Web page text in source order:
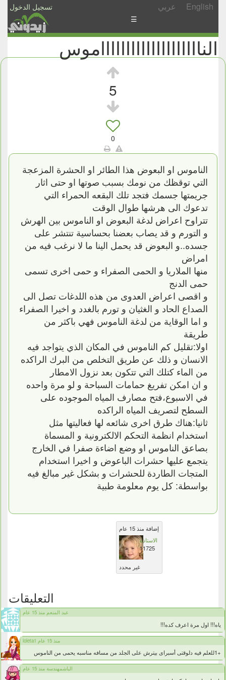
تسجيل الدخول عربي English
الأخبار
الأسئلة
☰
النااااااااااااااااااااموس
5
0
الناموس او البعوض هذا الطائر او الحشرة المزعجة
التي توقظك من نومك بسبب صوتها او حتى اثار
جريمتها جسمك فتجد تلك البقعه الحمراء التي
تدعوك الى هرشها طوال الوقت
تتراوح اعراض لدغة البعوض او الناموس بين الهرش
و التورم و قد يصاب بعضنا بحساسية تنتشر على
جسده..و البعوض قد يحمل الينا ما لا نرغب فيه من
امراض
منها الملاريا و الحمى الصفراء و حمى اخرى تسمى
حمى الدنج
و اقصى اعراض العدوى من هذه اللدغات تصل الى
الصداع الحاد و الغثيان و تورم بالغدد و اخيرا الصفراء
و اما الوقاية من لدغة الناموس فهي باكثر من
طريقة
اولا:تقليل كم الناموس في المكان الذي يتواجد فيه
الانسان و ذلك عن طريق التخلص من البرك الراكده
من الماء كتلك التي تتكون بعد نزول الامطار
و ان امكن تفريغ حمامات السباحة و لو مرة واحده
في الاسبوع،فتح مصارف المياه الموجوده على
السطح لتصريف المياه الراكده
ثانيا:هناك طرق اخرى شائعه لها فعاليتها مثل
استخدام انظمة التحكم الالكترونية و المسماة
بصاعق الناموس او وضع اضاءة صفرا في الخارج
يتجمع عليها حشرات الباعوض و اخيرا استخدام
المتجات الطاردة للحشرات و بشكل غير مبالغ فيه
بواسطة: كل يوم معلومة طبية
إضافة منذ 15 عام
الاستاذة
11725
غير محدد
التعليقات
عبد المنعم منذ 15 عام
ياه!!! اول مرة اعرف كده!!!
loleta1 منذ 15 عام
+1للعلم فيه دلوقتى أسبراى بيترش على الجلد من مسافه مناسبه يحمى من الناموس
الباشمهندسة منذ 15 عام